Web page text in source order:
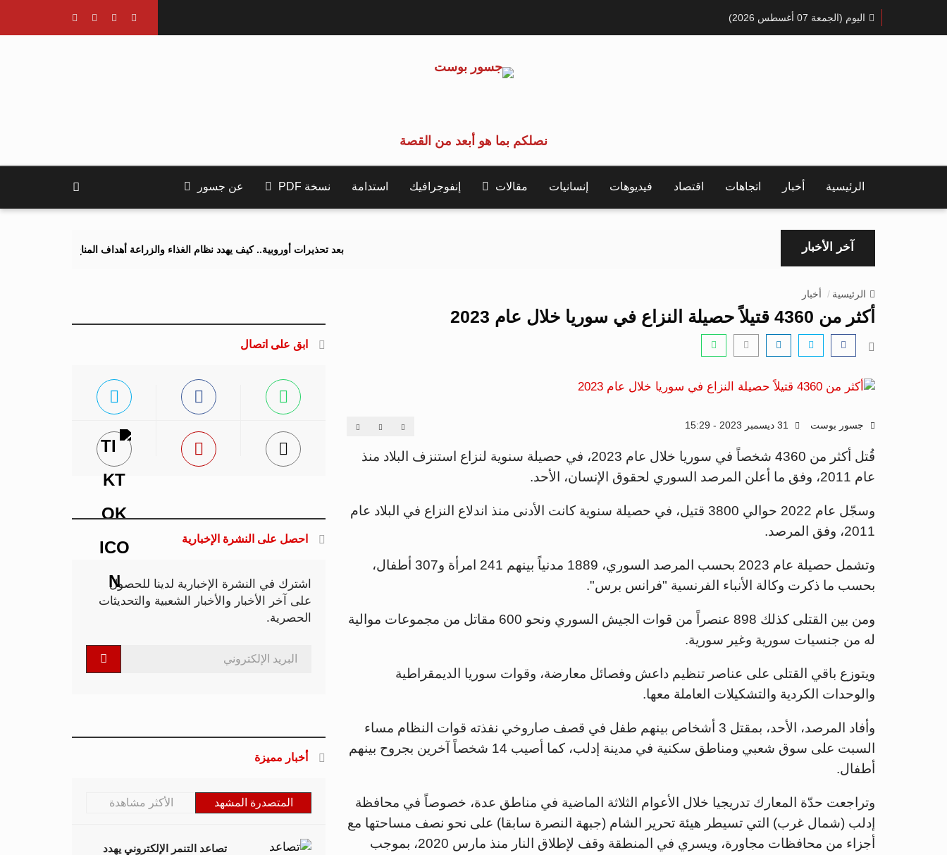
اليوم (الجمعة 07 أغسطس 2026)
نصلكم بما هو أبعد من القصة
الرئيسية أخبار اتجاهات اقتصاد فيديوهات إنسانيات مقالات إنفوجرافيك استدامة نسخة PDF عن جسور
آخر الأخبار بعد تحذيرات أوروبية.. كيف يهدد نظام الغذاء والزراعة أهداف المناخ 2040 و2050؟
الرئيسية أخبار
أكثر من 4360 قتيلاً حصيلة النزاع في سوريا خلال عام 2023
جسور بوست
قُتل أكثر من 4360 شخصاً في سوريا خلال عام 2023، في حصيلة سنوية لنزاع استنزف البلاد منذ
عام 2011، وفق ما أعلن المرصد السوري لحقوق الإنسان، الأحد.
وسجّل عام 2022 حوالي 3800 قتيل، في حصيلة سنوية كانت الأدنى منذ اندلاع النزاع في البلاد عام
2011، وفق المرصد.
وتشمل حصيلة عام 2023 بحسب المرصد السوري، 1889 مدنياً بينهم 241 امرأة و307 أطفال،
بحسب ما ذكرت وكالة الأنباء الفرنسية "فرانس برس".
ومن بين القتلى كذلك 898 عنصراً من قوات الجيش السوري ونحو 600 مقاتل من مجموعات موالية
له من جنسيات سورية وغير سورية.
ويتوزع باقي القتلى على عناصر تنظيم داعش وفصائل معارضة، وقوات سوريا الديمقراطية
والوحدات الكردية والتشكيلات العاملة معها.
وأفاد المرصد، الأحد، بمقتل 3 أشخاص بينهم طفل في قصف صاروخي نفذته قوات النظام مساء
السبت على سوق شعبي ومناطق سكنية في مدينة إدلب، كما أصيب 14 شخصاً آخرين بجروح بينهم
أطفال.
وتراجعت حدّة المعارك تدريجيا خلال الأعوام الثلاثة الماضية في مناطق عدة، خصوصاً في محافظة
إدلب (شمال غرب) التي تسيطر هيئة تحرير الشام (جبهة النصرة سابقا) على نحو نصف مساحتها مع
أجزاء من محافظات مجاورة، ويسري في المنطقة وقف لإطلاق النار منذ مارس 2020، بموجب
ابق على اتصال
احصل على النشرة الإخبارية
اشترك في النشرة الإخبارية لدينا للحصول
على آخر الأخبار والأخبار الشعبية والتحديثات
الحصرية.
أخبار مميزة
المتصدرة المشهد الأكثر مشاهدة
تصاعد التنمر الإلكتروني يهدد